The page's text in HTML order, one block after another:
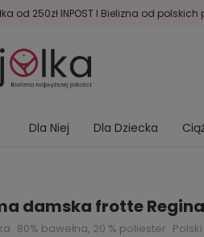
od 250zł INPOST I Bielizna od
Dla Niej Dla Dziecka
damska frotte
80% bawełna, 20 % poliester